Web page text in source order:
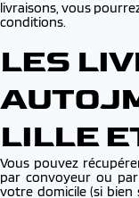
livraisons, vous
conditions.
LES
LILLE
Vous pouvez
par convoyeur ou
votre domicile (si bien